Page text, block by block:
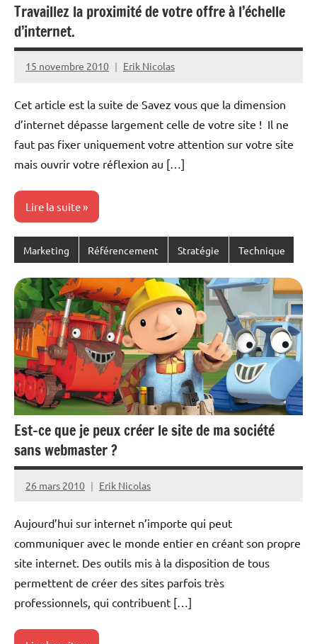
Travaillez la proximité de votre offre à l’échelle
d’internet.
15 novembre 2010 Erik Nicolas
Cet article est la suite de Savez vous que la dimension
d’internet dépasse largement celle de votre site ! Il ne
faut pas fixer uniquement votre attention sur votre site
mais ouvrir votre réflexion au […]
Lire la suite
Marketing Référencement Stratégie Technique
Est-ce que je peux créer le site de ma société
sans webmaster ?
26 mars 2010 Erik Nicolas
Aucun
Aujourd’hui sur internet n’importe qui peut
communiquer avec le monde entier en créant son propre
site internet. Des outils mis à la disposition de tous
permettent de créer des sites parfois très
professionnels, qui contribuent […]